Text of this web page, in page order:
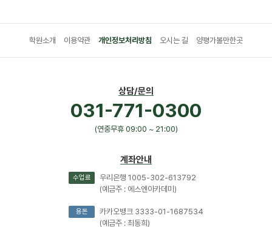
학원소개 이용약관 개인정보처리방침 오시는 길 양평가볼만한곳
상담/문의
031-771-0300
(연중무휴 09:00 ~ 21:00)
계좌안내
수업료
우리은행 1005-302-613792
(예금주 : 에스엔아카데미)
용돈
카카오뱅크 3333-01-1687534
(예금주 : 최동희)